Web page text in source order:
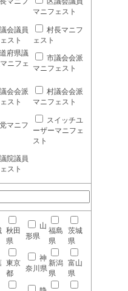
マニフェスト
会議員
スト
村長マニフ
ェスト
府県議
ニフェ
市議会会派
マニフェスト
会会派
スト
村議会会派
マニフェスト
マニフ
スイッチユ
ーザーマニフェ
スト
院議員
スト
秋田
県
山
形県
福島
県
茨城
県
東京
都
神
奈川県
新潟
県
富山
県